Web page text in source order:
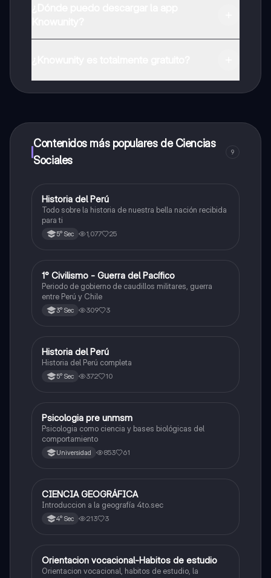
a determinadas funciones.
Contenidos más populares de Ciencias
Sociales
9
Ciencias Sociales
Historia del Perú
Todo sobre la historia de nuestra bella nación recibida
para ti
5° Sec 1,077 25
Ciencias Sociales
1° Civilismo - Guerra del Pacífico
Periodo de gobierno de caudillos militares, guerra
entre Perú y Chile
3° Sec 309 3
Ciencias Sociales
Historia del Perú
Historia del Perú completa
5° Sec 372 10
Ciencias Sociales
Psicologia pre unmsm
Psicologia como ciencia y bases biológicas del
comportamiento
Universidad 853 61
Ciencias Sociales
CIENCIA GEOGRÁFICA
Introduccion a la geografía 4to.sec
4° Sec 213 3
Ciencias Sociales
Orientacion vocacional-Habitos de estudio
Orientacion vocacional, habitos de estudio, la